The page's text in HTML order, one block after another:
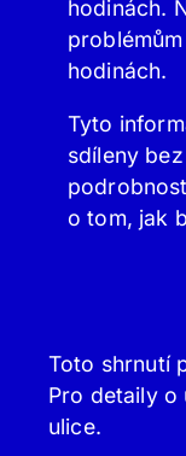
hodinách.
hodinách.
Tyto
sdíleny
o tom, jak
Toto shrnutí
Pro detaily o
ulice.